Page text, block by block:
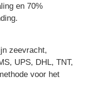
en 70%
zeevracht,
UPS, DHL, TNT,
voor het